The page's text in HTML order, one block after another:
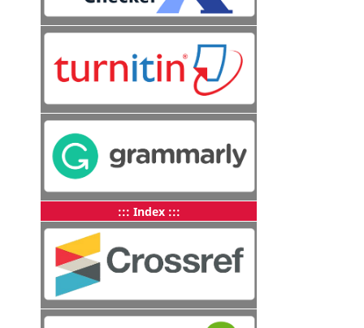
::: Index :::